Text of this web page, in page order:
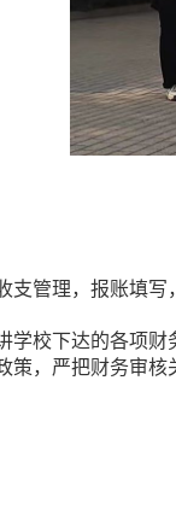
支管理，报账填写
学校下达的各项财
策，严把财务审